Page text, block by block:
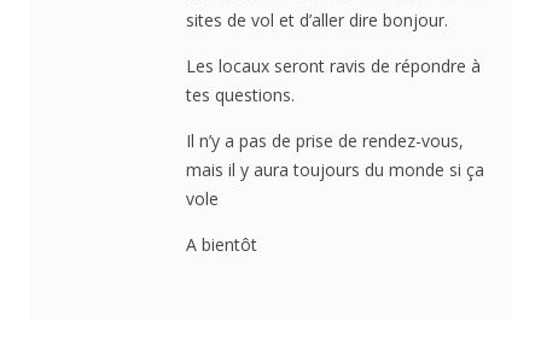
sites de vol et d’aller dire bonjour.
Les locaux seront ravis de répondre à
tes questions.
Il n’y a pas de prise de rendez-vous,
mais il y aura toujours du monde si ça
vole
A bientôt